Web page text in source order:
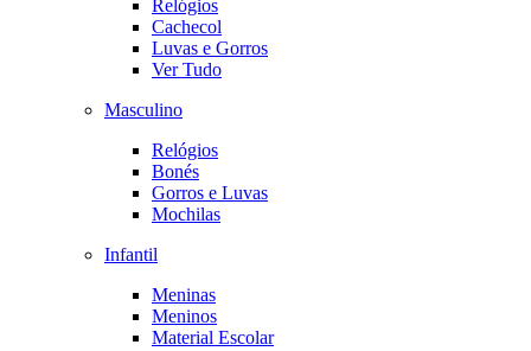
Relógios
Cachecol
Luvas e Gorros
Ver Tudo
Masculino
Relógios
Bonés
Gorros e Luvas
Mochilas
Infantil
Meninas
Meninos
Material Escolar